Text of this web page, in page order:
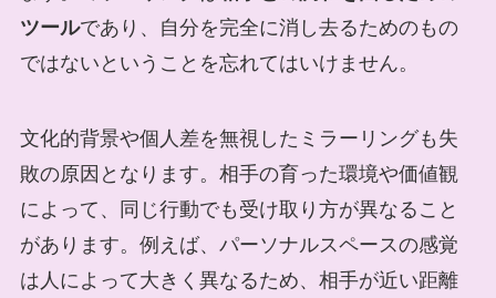
ツールであり、自分を完全に消し去るためのもの
ではないということを忘れてはいけません。
文化的背景や個人差を無視したミラーリングも失
敗の原因となります。相手の育った環境や価値観
によって、同じ行動でも受け取り方が異なること
があります。例えば、パーソナルスペースの感覚
は人によって大きく異なるため、相手が近い距離